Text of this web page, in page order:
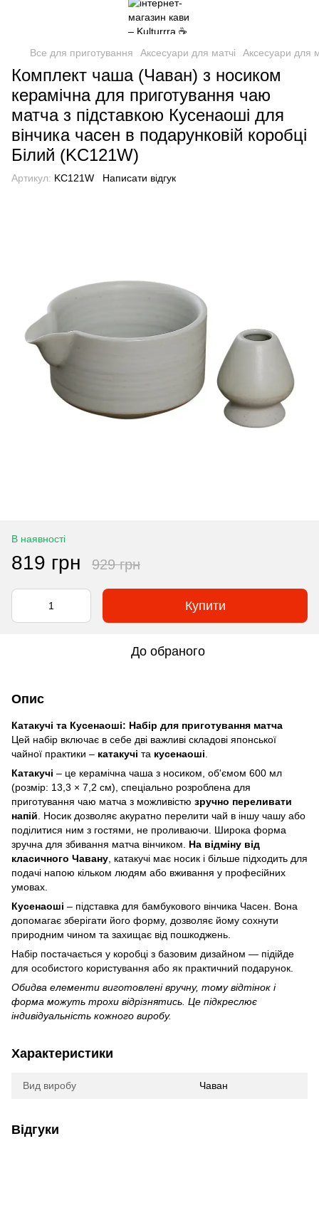
Все для приготування Аксесуари для матчі Аксесуари для
Комплект чаша (Чаван) з носиком
керамічна для приготування чаю
матча з підставкою Кусенаоші для
вінчика часен в подарунковій коробці
Білий (KC121W)
Артикул: KC121W Написати відгук
В наявності
819 грн 929 грн
Купити
До обраного
Опис
Катакучі та Кусенаоші: Набір для приготування матча
Цей набір включає в себе дві важливі складові японської
чайної практики – катакучі та кусенаоші
Катакучі – це керамічна чаша з носиком, об'ємом 600 мл
(розмір: 13,3 × 7,2 см), спеціально розроблена для
приготування чаю матча з можливістю зручно переливати
напій . Носик дозволяє акуратно перелити чай в іншу чашу або
поділитися ним з гостями, не проливаючи. Широка форма
зручна для збивання матча вінчиком. На відміну від
класичного Чавану , катакучі має носик і більше підходить для
подачі напою кільком людям або вживання у професійних
умовах.
Кусенаоші – підставка для бамбукового вінчика Часен. Вона
допомагає зберігати його форму, дозволяє йому сохнути
природним чином та захищає від пошкоджень.
Набір постачається у коробці з базовим дизайном — підійде
для особистого користування або як практичний подарунок.
Обидва елементи виготовлені вручну, тому відтінок і
форма можуть трохи відрізнятись. Це підкреслює
індивідуальність кожного виробу.
Характеристики
Вид виробу Чаван
Відгуки